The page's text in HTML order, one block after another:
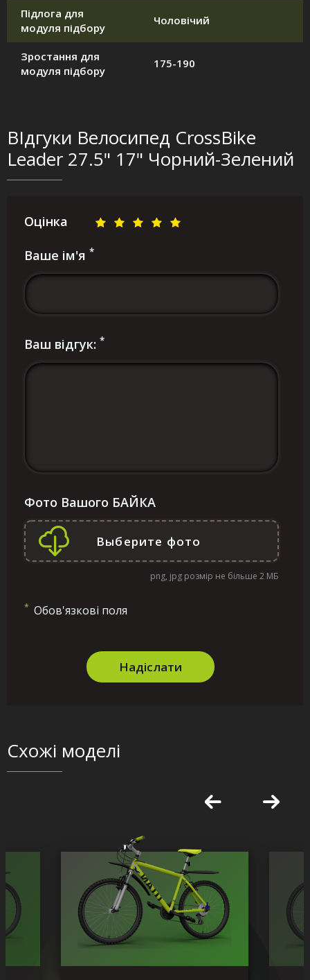
Підлога для
модуля підбору
Чоловічий
Зростання для
модуля підбору
175-190
ВІдгуки Велосипед CrossBike
Leader 27.5" 17" Чорний-Зелений
Оцінка
Ваше ім'я *
Ваш відгук: *
Фото Вашого БАЙКА
png, jpg розмір не більше 2 МБ
* Обов'язкові поля
Надіслати
Схожі моделі